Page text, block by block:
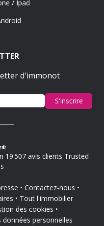
/ Ipad
d'immonot
S'inscrire
507 avis clients Trusted
Contactez-nous
Tout l'immobilier
des cookies
personnelles